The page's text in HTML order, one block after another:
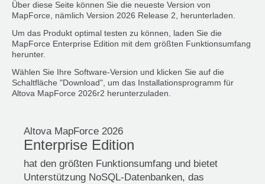
Über diese Seite können Sie die neueste Version von
MapForce, nämlich Version 2026 Release 2, herunterladen.
Um das Produkt optimal testen zu können, laden Sie die
MapForce Enterprise Edition mit dem größten Funktionsumfang
herunter.
Wählen Sie Ihre Software-Version und klicken Sie auf die
Schaltfläche "Download", um das Installationsprogramm für
Altova MapForce 2026r2 herunterzuladen.
Altova MapForce 2026
Enterprise Edition
hat den größten Funktionsumfang und bietet
Unterstützung NoSQL-Datenbanken, das